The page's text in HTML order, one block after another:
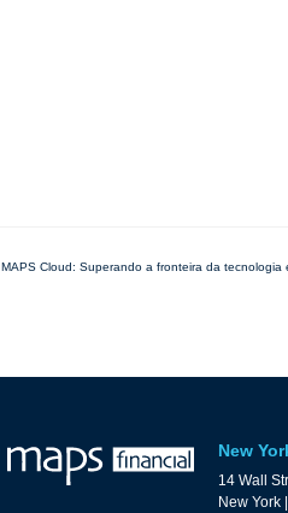
MAPS Cloud: Superando a fronteira da tecnologia
New
14 Wall
New York